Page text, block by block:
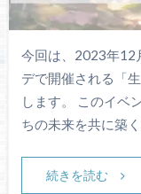
今回は、2023年12
デで開催される「
します。 このイベ
ちの未来を共に築
続きを読む